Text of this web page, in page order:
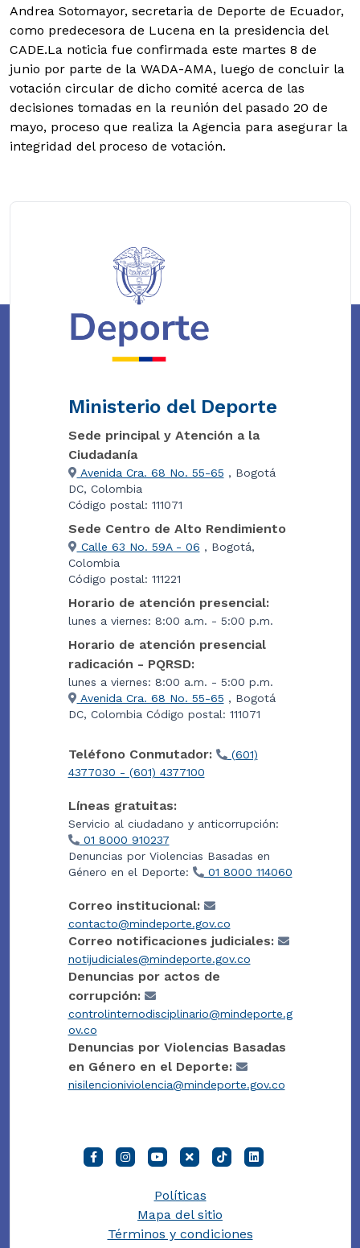
Andrea Sotomayor, secretaria de Deporte de Ecuador,
como predecesora de Lucena en la presidencia del
CADE.La noticia fue confirmada este martes 8 de
junio por parte de la WADA-AMA, luego de concluir la
votación circular de dicho comité acerca de las
decisiones tomadas en la reunión del pasado 20 de
mayo, proceso que realiza la Agencia para asegurar la
integridad del proceso de votación.
Ministerio del Deporte
Sede principal y Atención a la
Ciudadanía
Avenida Cra. 68 No. 55-65 , Bogotá
DC, Colombia
Código postal: 111071
Sede Centro de Alto Rendimiento
Calle 63 No. 59A - 06 , Bogotá,
Colombia
Código postal: 111221
Horario de atención presencial:
lunes a viernes: 8:00 a.m. - 5:00 p.m.
Horario de atención presencial
radicación - PQRSD:
lunes a viernes: 8:00 a.m. - 5:00 p.m.
Avenida Cra. 68 No. 55-65 , Bogotá
DC, Colombia Código postal: 111071
Teléfono Conmutador:
(601)
4377030 - (601) 4377100
Líneas gratuitas:
Servicio al ciudadano y anticorrupción:
01 8000 910237
Denuncias por Violencias Basadas en
Género en el Deporte:
01 8000 114060
Correo institucional:
contacto@mindeporte.gov.co
Correo notificaciones judiciales:
notijudiciales@mindeporte.gov.co
Denuncias por actos de
corrupción:
controlinternodisciplinario@mindeporte.g
ov.co
Denuncias por Violencias Basadas
en Género en el Deporte:
nisilencioniviolencia@mindeporte.gov.co
Políticas
Mapa del sitio
Términos y condiciones